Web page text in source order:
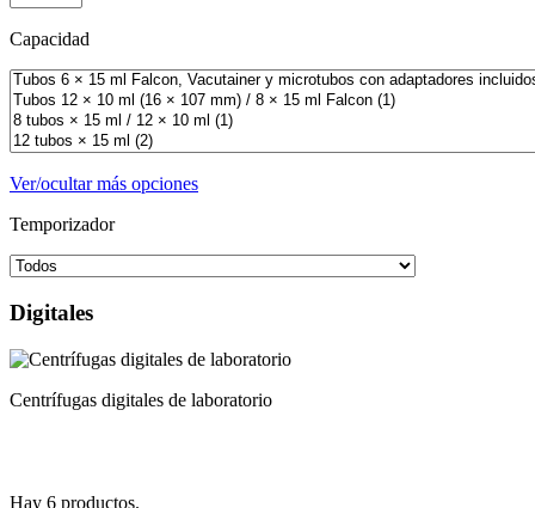
Capacidad
Ver/ocultar más opciones
Temporizador
Digitales
Centrífugas digitales de laboratorio
Hay 6 productos.